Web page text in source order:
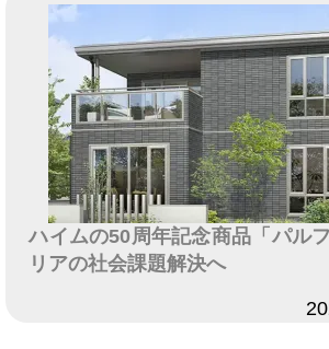
ハイムの50周年記念商品「パル
リアの社会課題解決へ